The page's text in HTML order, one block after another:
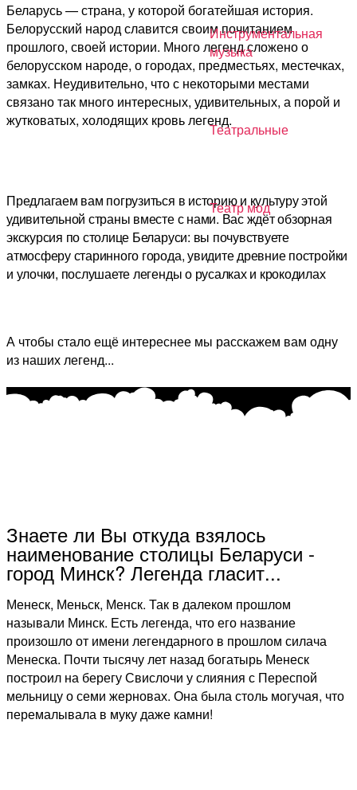
Инструментальная
музыка
Театральные
Театр мод
Беларусь — страна, у которой богатейшая история.
Белорусский народ славится своим почитанием
прошлого, своей истории. Много легенд сложено о
белорусском народе, о городах, предместьях, местечках,
замках. Неудивительно, что с некоторыми местами
связано так много интересных, удивительных, а порой и
жутковатых, холодящих кровь легенд.
Предлагаем вам погрузиться в историю и культуру этой
удивительной страны вместе с нами. Вас ждёт обзорная
экскурсия по столице Беларуси: вы почувствуете
атмосферу старинного города, увидите древние постройки
и улочки, послушаете легенды о русалках и крокодилах
А чтобы стало ещё интереснее мы расскажем вам одну
из наших легенд...
Знаете ли Вы откуда взялось
наименование столицы Беларуси -
город Минск? Легенда гласит...
Менеск, Меньск, Менск. Так в далеком прошлом
называли Минск. Есть легенда, что его название
произошло от имени легендарного в прошлом силача
Менеска. Почти тысячу лет назад богатырь Менеск
построил на берегу Свислочи у слияния с Переспой
мельницу о семи жерновах. Она была столь могучая, что
перемалывала в муку даже камни!